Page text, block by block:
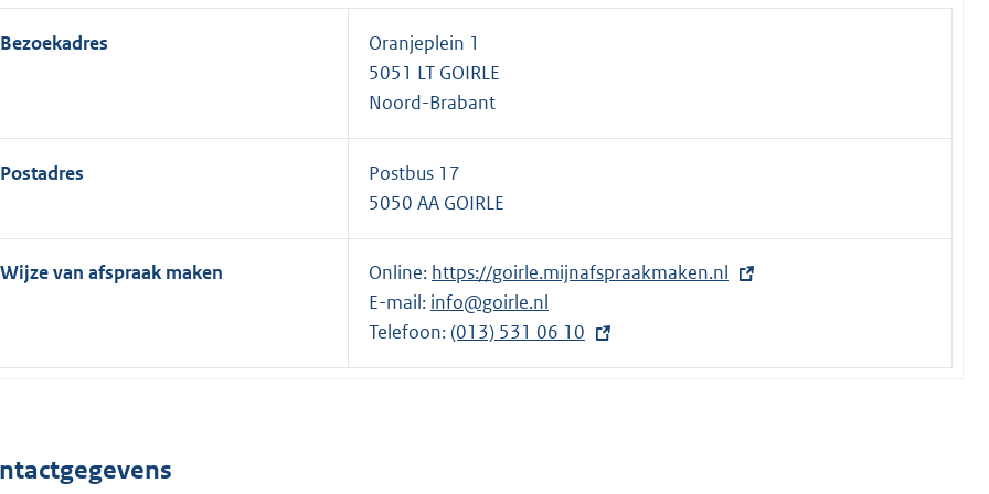
Bezoekadres
Oranjeplein 1
5051 LT GOIRLE
Noord-Brabant
Postadres
Postbus 17
5050 AA GOIRLE
Wijze van afspraak maken Online: E
x
t
e
https://goirle.mijnafspraakmaken.nl
E-mail: info@goirle.nl
Telefoon:E
x
(013) 531 06 10